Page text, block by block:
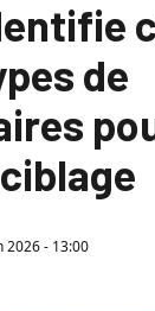
de
2026 - 13:00